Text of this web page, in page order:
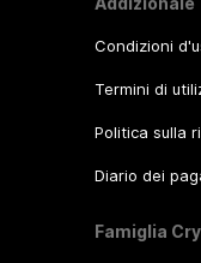
Condizioni
Termini di
Politica sulla
Diario dei
Famiglia